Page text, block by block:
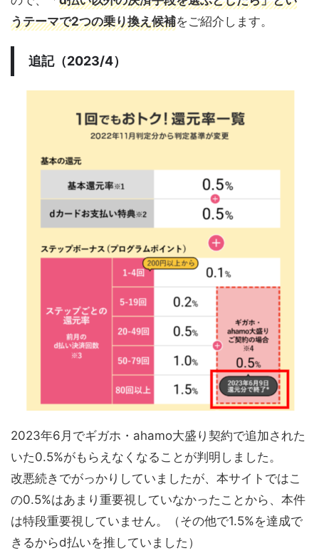
うテーマで2つの乗り換え候補をご紹介します。
追記（2023/4）
2023年6月でギガホ・ahamo大盛り契約で追加された
いた0.5%がもらえなくなることが判明しました。
改悪続きでがっかりしていましたが、本サイトではこ
の0.5%はあまり重要視していなかったことから、本件
は特段重要視していません。（その他で1.5%を達成で
きるからd払いを推していました）